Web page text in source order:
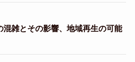
混雑とその影響、地域再生の可能